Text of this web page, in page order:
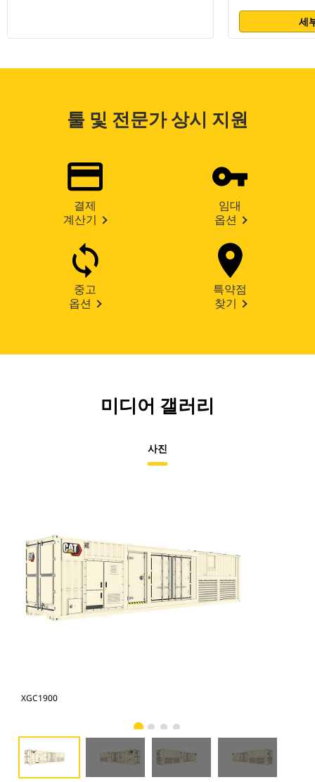
세
툴 및 전문가 상시 지원
결제
계산기
임대
옵션
중고
옵션
특약점
찾기
미디어 갤러리
사진
XGC1900